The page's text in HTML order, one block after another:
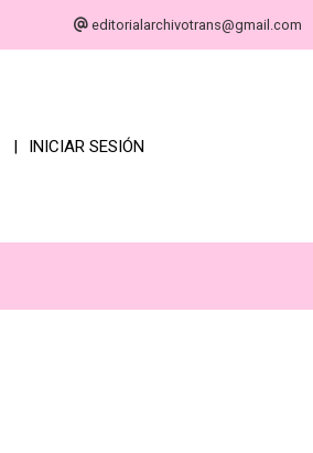
editorialarchivotrans@gmail.com
INICIAR SESIÓN